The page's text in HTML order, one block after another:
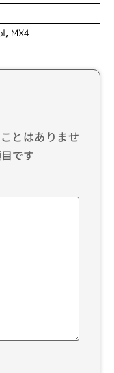
, MX4
とはありませ
です